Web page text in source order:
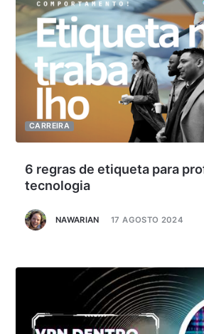
6 regras de etiqueta para
tecnologia
NAWARIAN 17 AGOSTO 2024
CARREIRA